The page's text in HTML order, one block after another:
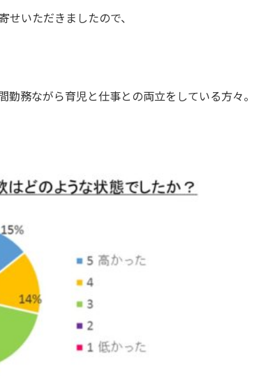
せいただきましたので、
勤務ながら育児と仕事との両立をしている方々。